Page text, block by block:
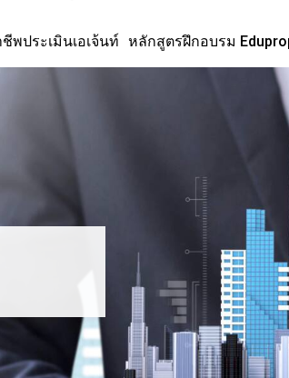
พประเมินเอเจ้นท์ หลักสูตรฝึกอบรม